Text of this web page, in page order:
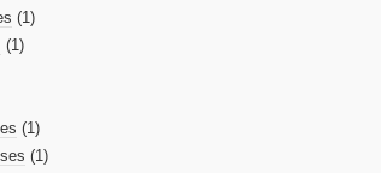
(1)
(1)
(1)
(1)